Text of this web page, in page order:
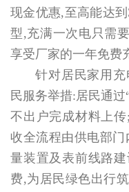
现金优惠,至高能达
型,充满一次电只需
享受厂家的一年免费
针对居民家用
民服务举措:居民通
不出户完成材料上
收全流程由供电部
量装置及表前线路
费,为居民绿色出行